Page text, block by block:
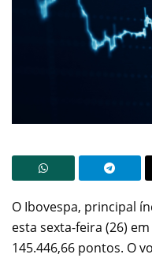
O Ibovespa, principal
esta sexta-feira (26)
145.446,66 pontos. O